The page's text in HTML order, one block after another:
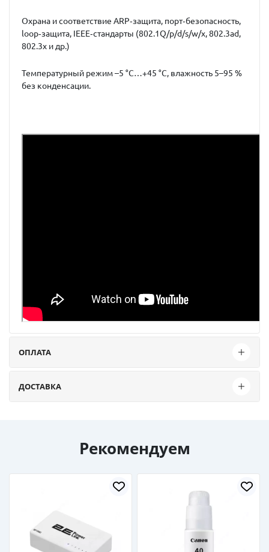
Охрана и соответствие ARP‑защита, порт‑безопасность,
loop‑защита, IEEE‑стандарты (802.1Q/p/d/s/w/x, 802.3ad,
802.3x и др.)
Температурный режим –5 °C…+45 °C, влажность 5–95 %
без конденсации.
ОПЛАТА
ДОСТАВКА
Рекомендуем